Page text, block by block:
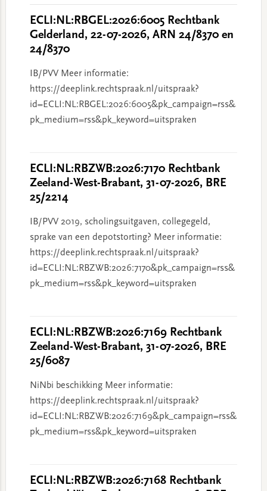
ECLI:NL:RBGEL:2026:6005 Rechtbank
Gelderland, 22-07-2026, ARN 24/8370 en
24/8370
IB/PVV Meer informatie:
https://deeplink.rechtspraak.nl/uitspraak?
id=ECLI:NL:RBGEL:2026:6005&pk_campaign=rss&
pk_medium=rss&pk_keyword=uitspraken
ECLI:NL:RBZWB:2026:7170 Rechtbank
Zeeland-West-Brabant, 31-07-2026, BRE
25/2214
IB/PVV 2019, scholingsuitgaven, collegegeld,
sprake van een depotstorting? Meer informatie:
https://deeplink.rechtspraak.nl/uitspraak?
id=ECLI:NL:RBZWB:2026:7170&pk_campaign=rss&
pk_medium=rss&pk_keyword=uitspraken
ECLI:NL:RBZWB:2026:7169 Rechtbank
Zeeland-West-Brabant, 31-07-2026, BRE
25/6087
NiNbi beschikking Meer informatie:
https://deeplink.rechtspraak.nl/uitspraak?
id=ECLI:NL:RBZWB:2026:7169&pk_campaign=rss&
pk_medium=rss&pk_keyword=uitspraken
ECLI:NL:RBZWB:2026:7168 Rechtbank